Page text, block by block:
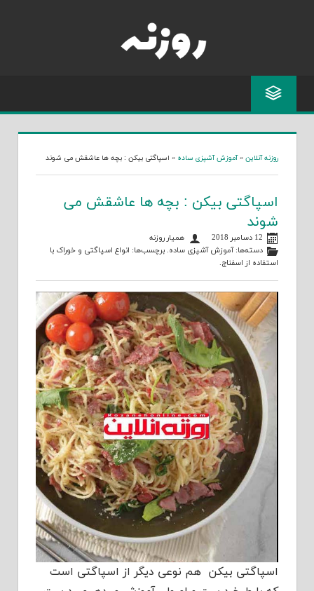
روزنه آنلاین »آموزش آشپزی ساده » اسپاگتی بیکن : بچه ها عاشقش می شوند
اسپاگتی بیکن : بچه ها عاشقش می
شوند
12 دسامبر 2018
همیار روزنه
دسته‌ها:آموزش آشپزی ساده. برچسب‌ها: انواع اسپاگتی وخوراک با
استفاده از اسفناج.
اسپاگتی بیکن هم نوعی دیگر از اسپاگتی است